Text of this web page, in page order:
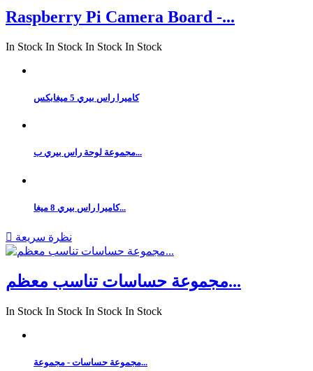
Raspberry Pi Camera Board -...
In Stock In Stock In Stock In Stock
كاميرا راس بيري 5 ميغابكس
مجموعة لوحة راس بيري ب...
كاميرا راس بيري 8 ميغا...
 نظرة سريعة
مجموعة حساسات تناسب معظم...
In Stock In Stock In Stock In Stock
مجموعة حساسات - مجموعة...